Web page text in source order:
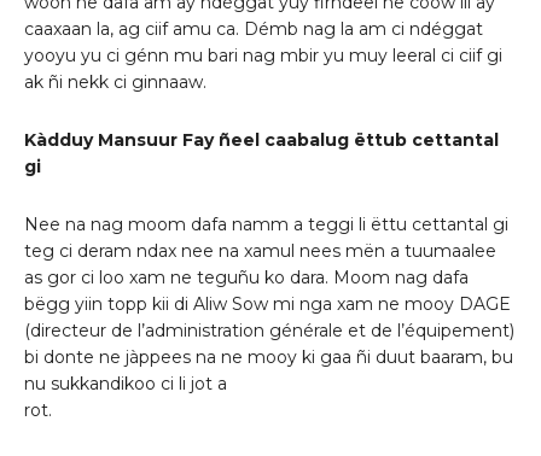
caaxaan la, ag ciif amu ca. Démb nag la am ci ndéggat
yooyu yu ci génn mu bari nag mbir yu muy leeral ci ciif gi
ak ñi nekk ci ginnaaw.
Kàdduy Mansuur Fay ñeel caabalug ëttub cettantal
gi
Nee na nag moom dafa namm a teggi li ëttu cettantal gi
teg ci deram ndax nee na xamul nees mën a tuumaalee
as gor ci loo xam ne teguñu ko dara. Moom nag dafa
bëgg yiin topp kii di Aliw Sow mi nga xam ne mooy DAGE
(directeur de l’administration générale et de l’équipement)
bi donte ne jàppees na ne mooy ki gaa ñi duut baaram, bu
nu sukkandikoo ci li jot a
rot.